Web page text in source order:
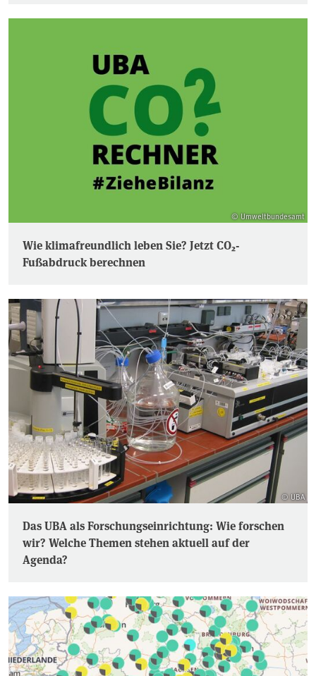
© Umweltbundesamt
Wie klimafreundlich leben Sie? Jetzt CO₂-
Fußabdruck berechnen
© UBA
Das UBA als Forschungseinrichtung: Wie forschen
wir? Welche Themen stehen aktuell auf der
Agenda?